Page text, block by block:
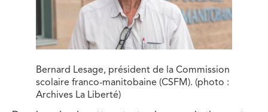
Bernard Lesage, président de la Commission
scolaire franco-manitobaine (CSFM). (photo :
Archives La Liberté)